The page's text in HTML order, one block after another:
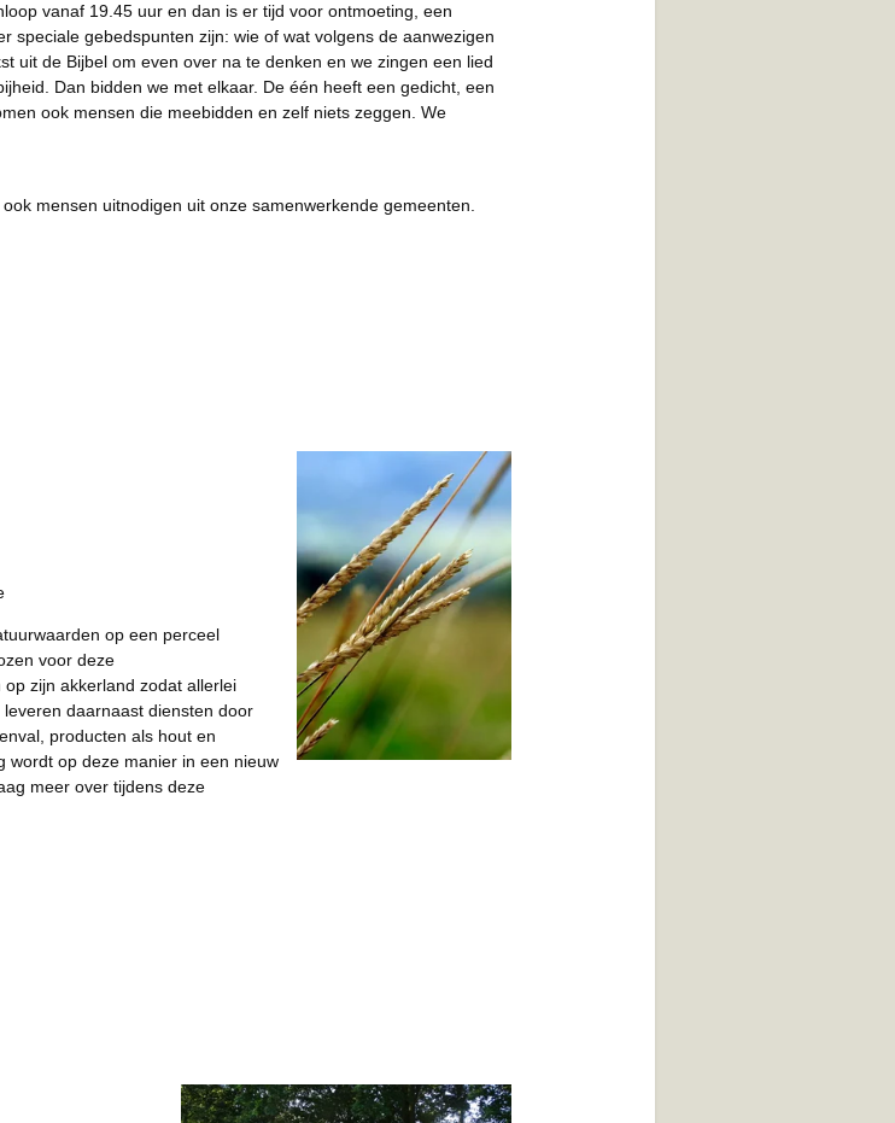
vanaf 19.45 uur en dan is er tijd voor ontmoeting, een
speciale gebedspunten zijn: wie of wat volgens de aanwezigen
uit de Bijbel om even over na te denken en we zingen een lied
Dan bidden we met elkaar. De één heeft een gedicht, een
ook mensen die meebidden en zelf niets zeggen. We
mensen uitnodigen uit onze samenwerkende gemeenten.
op een perceel
voor deze
zijn akkerland zodat allerlei
daarnaast diensten door
producten als hout en
wordt op deze manier in een nieuw
meer over tijdens deze